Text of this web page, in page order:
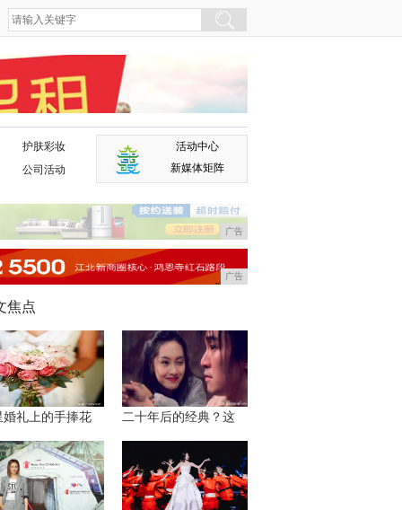
护肤彩妆
公司活动
活动中心
新媒体矩阵
广告
广告
焦点
婚礼上的手捧花 二十年后的经典？这